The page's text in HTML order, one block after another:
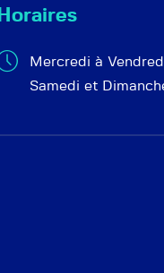
Horaires
Mercredi à
Samedi et